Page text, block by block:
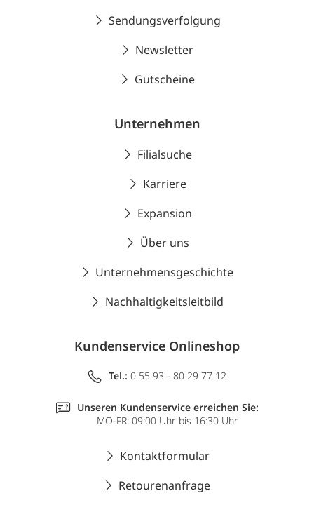
Sendungsverfolgung
Newsletter
Gutscheine
Unternehmen
Filialsuche
Karriere
Expansion
Über uns
Unternehmensgeschichte
Nachhaltigkeitsleitbild
Kundenservice Onlineshop
Tel.: 0 55 93 - 80 29 77 12
Unseren Kundenservice erreichen Sie:
MO-FR: 09:00 Uhr bis 16:30 Uhr
Kontaktformular
Retourenanfrage